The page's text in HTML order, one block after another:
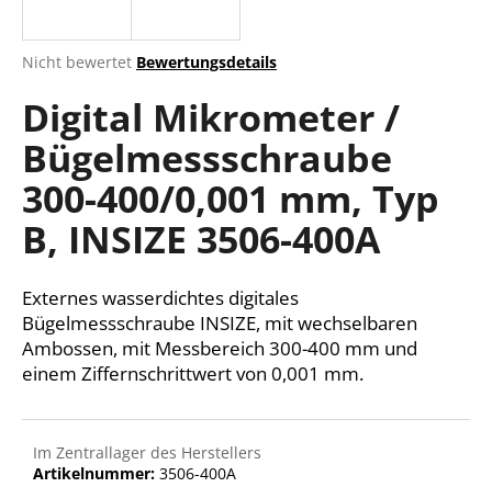
Die
Produktbewertung
ist
0,0
von
5
Sternen.
Nicht bewertet Bewertungsdetails
Digital Mikrometer /
Bügelmessschraube
300-400/0,001 mm, Typ
B, INSIZE 3506-400A
Externes wasserdichtes digitales
Bügelmessschraube INSIZE, mit wechselbaren
Ambossen, mit Messbereich 300-400 mm und
einem Ziffernschrittwert von 0,001 mm.
Im Zentrallager des Herstellers
Artikelnummer: 3506-400A
W
i
r
e
p
f
e
h
e
n